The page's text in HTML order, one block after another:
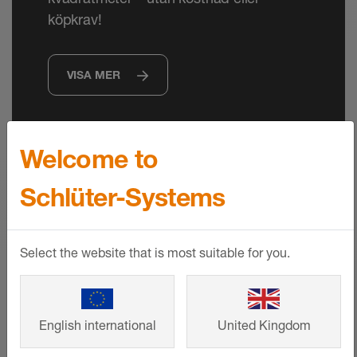
köpkrav!
VISA MER
Welcome to
Schlüter-Systems
Select the website that is most suitable for you.
English international United Kingdom